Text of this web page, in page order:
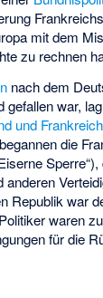
mit dem
zu rechnen
nach dem
gefallen war,
und Frankreich
die
anderen
Republik war
waren
für die